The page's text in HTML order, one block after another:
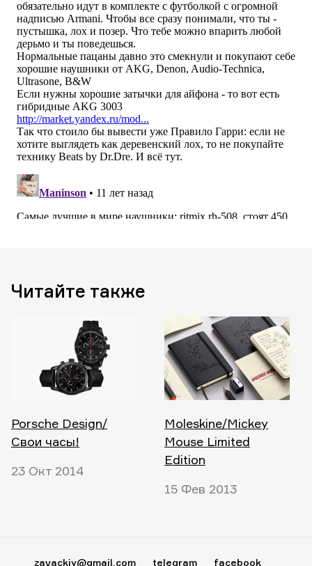
Читайте также
Porsche Design/
Свои часы!
23 Окт 2014
Moleskine/Mickey
Mouse Limited
Edition
15 Фев 2013
zavackiy@gmail.com telegram facebook